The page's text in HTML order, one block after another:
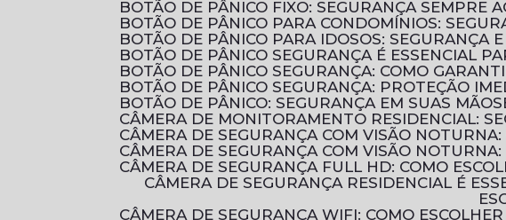
BOTÃO DE PÂNICO FIXO: SEGURANÇA SEMPRE
BOTÃO DE PÂNICO PARA CONDOMÍNIOS:
BOTÃO DE PÂNICO PARA IDOSOS: SEGURANÇA
BOTÃO DE PÂNICO SEGURANÇA É ESSENCIAL
BOTÃO DE PÂNICO SEGURANÇA: COMO
BOTÃO DE PÂNICO SEGURANÇA: PROTEÇÃO
BOTÃO DE PÂNICO: SEGURANÇA EM SUAS MÃOS
CÂMERA DE MONITORAMENTO RESIDENCIAL:
CÂMERA DE SEGURANÇA COM VISÃO
CÂMERA DE SEGURANÇA COM VISÃO
CÂMERA DE SEGURANÇA FULL HD: COMO
CÂMERA DE SEGURANÇA RESIDENCIAL É ESSENCIAL PARA PROTEGER SUA CASA E SUA FAMÍLIA. DESCUBRA COMO
CÂMERA DE SEGURANÇA WIFI: COMO